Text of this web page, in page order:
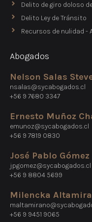
Delito de giro doloso
Delito Ley de Tránsito
Recursos de nulidad -
Abogados
Nelson Salas
nsalas@sycabogados.cl
+56 9 7680 3347
Ernesto Muñoz
emunoz@sycabogados.cl
+56 9 7819 0830
José Pablo Gómez
jpgomez@sycabogados.cl
+56 9 8804 5699
Milencka
+56 9 9451 9065